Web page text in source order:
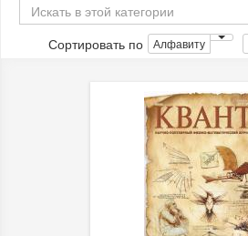
Сортировать по Алфавиту